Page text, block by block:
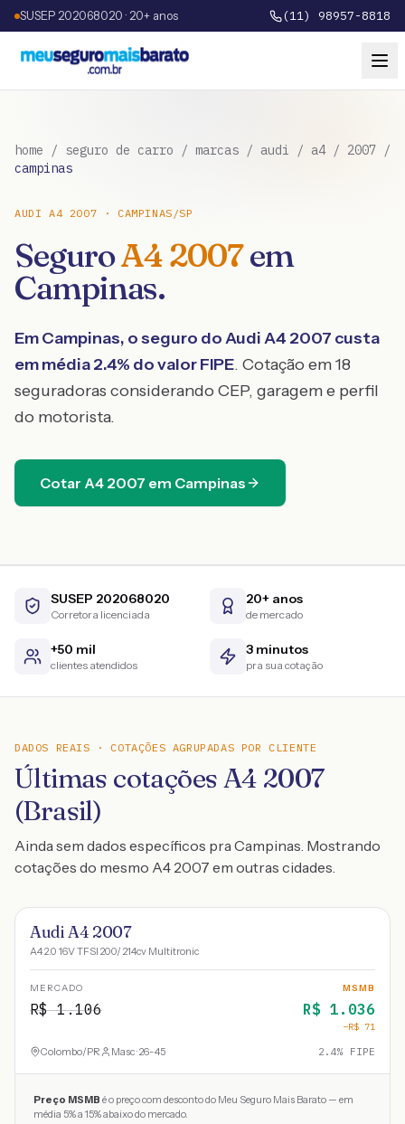
SUSEP 202068020 · 20+ anos (11) 98957-8818
home / seguro de carro / marcas / audi / a4/ 2007 /
campinas
AUDI A4 2007 · CAMPINAS /SP
SeguroA42007em
Campinas.
EmCampinas, o seguro doAudiA4 2007 custa
em média2.4% do valor FIPE. Cotação em 18
seguradoras considerando CEP, garagem e perfil
do motorista.
Cotar A4 2007 em Campinas
SUSEP 202068020
Corretora licenciada
20+ anos
de mercado
+50 mil
clientes atendidos
3 minutos
pra sua cotação
DADOS REAIS · COTAÇÕES AGRUPADAS POR CLIENTE
Últimas cotações A4 2007
(Brasil)
Ainda sem dados específicos pra Campinas. Mostrando
cotações do mesmo A4 2007 em outras cidades.
Audi A4 2007
A4 2.0 16V TFSI 200/ 214cv Multitronic
MERCADO
R$1.106
MSMB
R$ 1.036
−R$ 71
Colombo/PR Masc · 26-45 2.4% FIPE
Preço MSMB é o preço com desconto do Meu Seguro Mais Barato — em
média 5% a 15% abaixo do mercado.